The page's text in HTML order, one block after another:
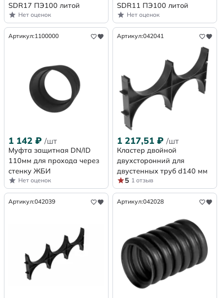
SDR17 ПЭ100 литой
Нет оценок
SDR11 ПЭ100 литой
Нет оценок
Артикул:1100000
1 142 ₽ /шт
Муфта защитная DN/ID
110мм для прохода через
стенку ЖБИ
Нет оценок
Артикул:042041
1 217,51 ₽ /шт
Кластер двойной
двухсторонний для
двустенных труб d140 мм
5 1 отзыв
Артикул:042039 Артикул:042028